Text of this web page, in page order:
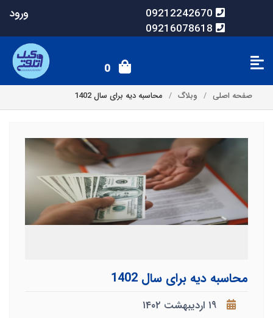
09212242670
09216078618
ورود
0
صفحه اصلی وبلاگ محاسبه دیه برای سال 1402
محاسبه دیه برای سال 1402
۱۹ اردیبهشت ۱۴۰۲